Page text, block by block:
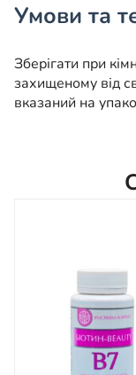
Умови та
Зберігати при
захищеному від
вказаний на